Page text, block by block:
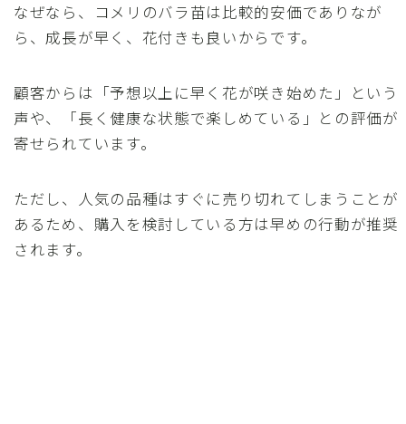
なぜなら、コメリのバラ苗は比較的安価でありなが
ら、成長が早く、花付きも良いからです。
顧客からは「予想以上に早く花が咲き始めた」という
声や、「長く健康な状態で楽しめている」との評価が
寄せられています。
ただし、人気の品種はすぐに売り切れてしまうことが
あるため、購入を検討している方は早めの行動が推奨
されます。